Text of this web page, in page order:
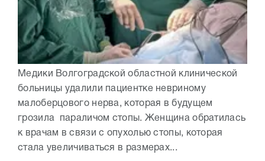
Медики Волгоградской областной клинической
больницы удалили пациентке невриному
малоберцового нерва, которая в будущем
грозила параличом стопы. Женщина обратилась
к врачам в связи с опухолью стопы, которая
стала увеличиваться в размерах...